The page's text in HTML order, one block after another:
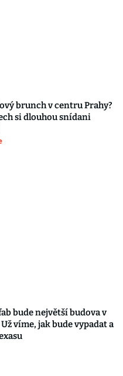
brunch v centru Prahy?
si dlouhou snídani
bude největší budova v
víme, jak bude vypadat a